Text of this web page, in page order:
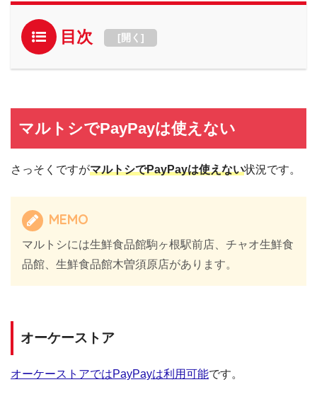
目次 [開く ]
マルトシでPayPayは使えない
さっそくですがマルトシでPayPayは使えない状況です。
MEMO
マルトシには生鮮食品館駒ヶ根駅前店、チャオ生鮮食
品館、生鮮食品館木曽須原店があります。
オーケーストア
オーケーストアではPayPayは利用可能です。